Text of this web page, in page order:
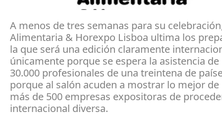
A menos de tres semanas para su
Alimentaria & Horexpo Lisboa ultima los
la que será una edición claramente
únicamente porque se espera la asistencia de
30.000 profesionales de una treintena de
porque al salón acuden a mostrar lo mejor
más de 500 empresas expositoras de
internacional diversa.